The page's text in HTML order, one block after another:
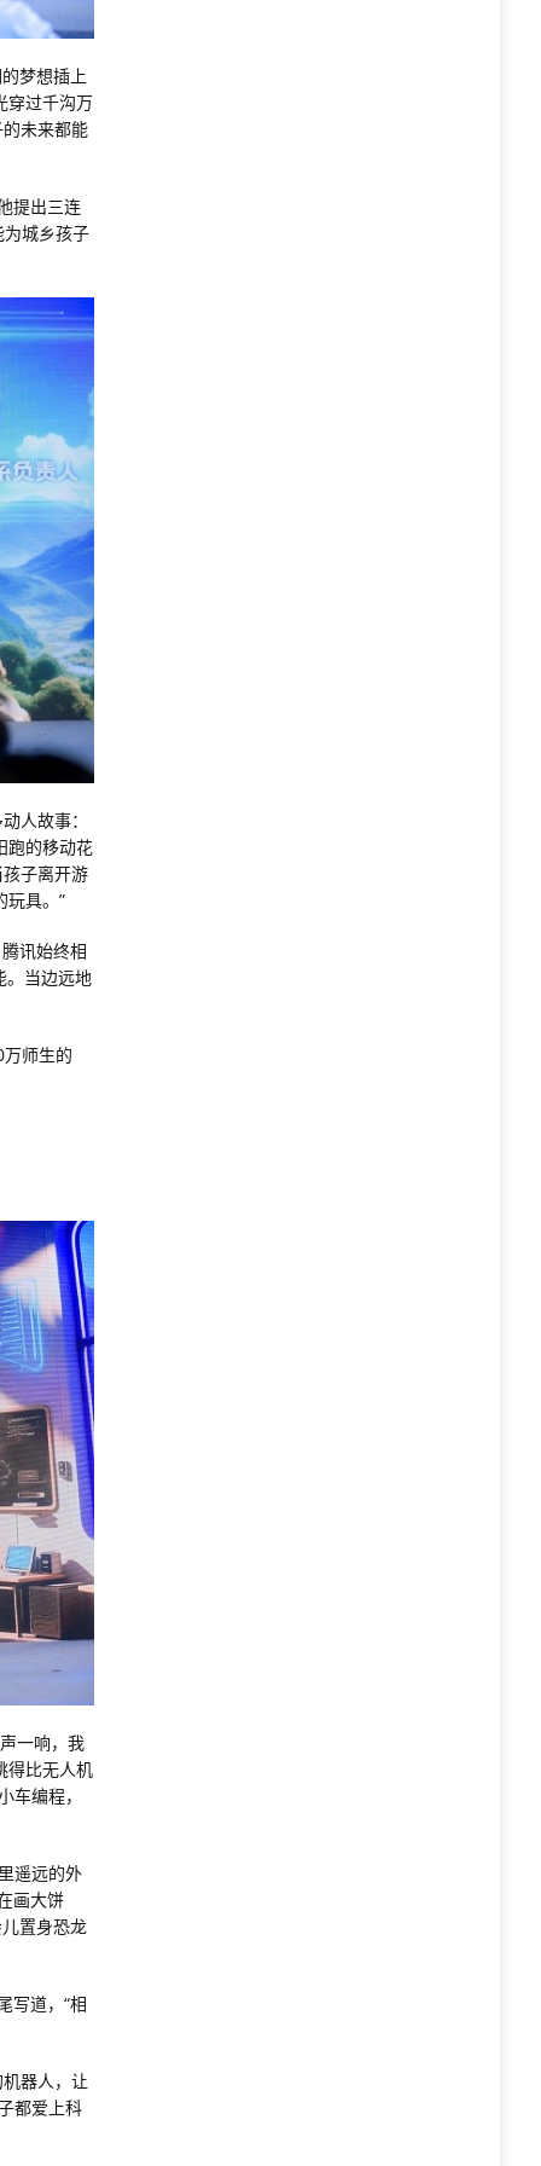
梦想插上
穿过千沟万
未来都能
提出三连
为城乡孩子
人故事：
跑的移动花
子离开游
玩具。”
讯始终相
。当边远地
师生的
一响，我
得比无人机
车编程，
遥远的外
画大饼
置身恐龙
写道，“相
器人，让
都爱上科